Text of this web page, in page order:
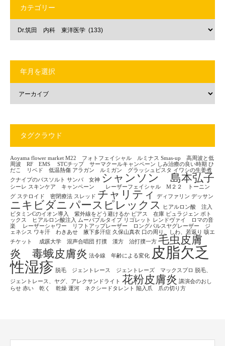
カテゴリー
年月を選択
タグクラウド
Aoyama flower market M22 フォトフェイシャル ルミナス Smas-up 高周波と低
周波 RF EMS
STCチップ サーマクールキャンペーン しみ治療の良い時期 ひ
だこ リベド 低温熱傷 アラガン ルミガン グラッシュビスタ イワシの生姜煮
クナイプのバスソルト サンバ 女神 シャンソン 島本弘子
シーレ スキンケア キャンペーン レーザーフェイシャル M２２ トーニン
グ ステロイド 密閉療法 スレッド チャリティ ディファリン デッサン
ニキビダニ パースピレックス
ヒアルロン酸 注入
ビタミンCのイオン導入 紫外線をどう避けるか ピアス 在庫 ピュラジェン ボト
ックス ヒアルロン酸注入
ムーバブルタイプ リゴレット レンドヴァイ ロマの音
楽
レーザーシャワー リフトアップレーザー ロングパルスヤグレーザー ジ
ェネシス ワキ汗 わきあせ 腋下多汗症 久保山真衣 口の周り、しわ、若返り 咳エ
チケット
成蹊大学 混声合唱団 打撲 漢方 治打撲一方 毛虫皮膚
炎 毒蛾皮膚炎 法令線 年齢による変化
皮脂欠乏
性湿疹 脱毛 ジェントレース ジェントレーズ マックスプロ
脱毛、
ジェントレース、ヤグ、アレクサンドライト 花粉皮膚炎 講演会のおし
らせ 赤い 乾く 乾燥 運河 ネクシードタレント 陥入爪 爪の切り方